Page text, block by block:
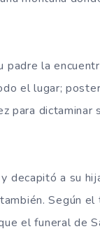
la
el lugar;
para dictaminar
decapitó a su
Según
el funeral de